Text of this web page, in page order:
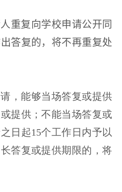
人重复向学校申请公开同
答复的，将不再重复处
，能够当场答复或提供
提供；不能当场答复或
日起15个工作日内予以
答复或提供期限的，将